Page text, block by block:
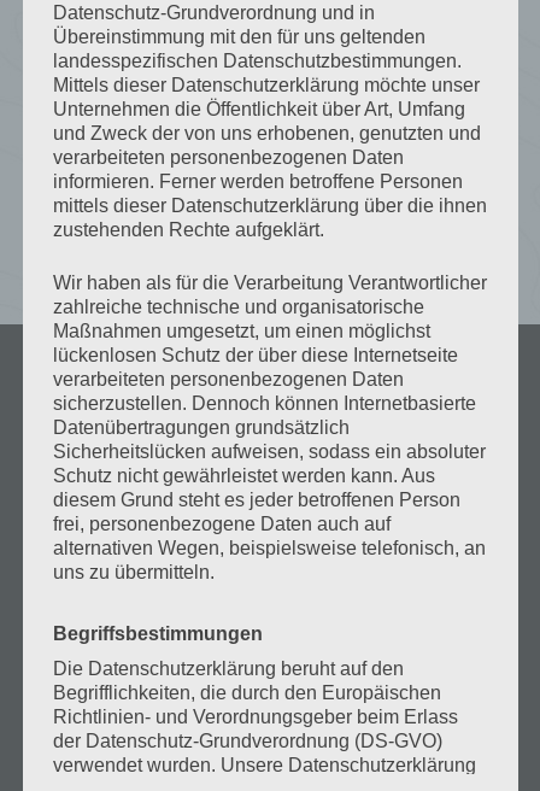
Über uns
Startseite
Datenschutz-Grundverordnung und in
Übereinstimmung mit den für uns geltenden
landesspezifischen Datenschutzbestimmungen.
Mittels dieser Datenschutzerklärung möchte unser
Unternehmen die Öffentlichkeit über Art, Umfang
und Zweck der von uns erhobenen, genutzten und
verarbeiteten personenbezogenen Daten
informieren. Ferner werden betroffene Personen
mittels dieser Datenschutzerklärung über die ihnen
zustehenden Rechte aufgeklärt.
Wir haben als für die Verarbeitung Verantwortlicher
zahlreiche technische und organisatorische
Maßnahmen umgesetzt, um einen möglichst
lückenlosen Schutz der über diese Internetseite
verarbeiteten personenbezogenen Daten
sicherzustellen. Dennoch können Internetbasierte
Datenübertragungen grundsätzlich
Sicherheitslücken aufweisen, sodass ein absoluter
Schutz nicht gewährleistet werden kann. Aus
diesem Grund steht es jeder betroffenen Person
frei, personenbezogene Daten auch auf
alternativen Wegen, beispielsweise telefonisch, an
uns zu übermitteln.
Begriffsbestimmungen
Die Datenschutzerklärung beruht auf den
Begrifflichkeiten, die durch den Europäischen
Richtlinien- und Verordnungsgeber beim Erlass
der Datenschutz-Grundverordnung (DS-GVO)
verwendet wurden. Unsere Datenschutzerklärung